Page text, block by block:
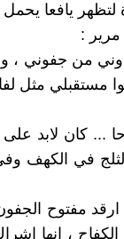
لتظهر يافعا
مرير :
من جفوني ،
مستقبلي مثل
... كان لابد
في الكهف وفي
ارقد مفتوح
الكفاح ، انها